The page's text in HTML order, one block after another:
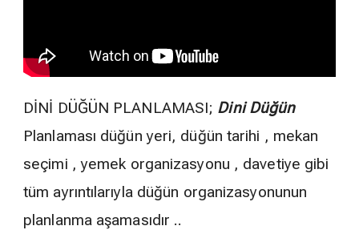
DİNİ DÜĞÜN PLANLAMASI; Dini Düğün
Planlaması düğün yeri, düğün tarihi , mekan
seçimi , yemek organizasyonu , davetiye gibi
tüm ayrıntılarıyla düğün organizasyonunun
planlanma aşamasıdır ..